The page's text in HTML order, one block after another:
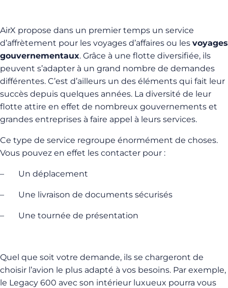
AirX propose dans un premier temps un service
d’affrètement pour les voyages d’affaires ou les voyages
gouvernementaux. Grâce à une flotte diversifiée, ils
peuvent s’adapter à un grand nombre de demandes
différentes. C’est d’ailleurs un des éléments qui fait leur
succès depuis quelques années. La diversité de leur
flotte attire en effet de nombreux gouvernements et
grandes entreprises à faire appel à leurs services.
Ce type de service regroupe énormément de choses.
Vous pouvez en effet les contacter pour :
– Un déplacement
– Une livraison de documents sécurisés
– Une tournée de présentation
Quel que soit votre demande, ils se chargeront de
choisir l’avion le plus adapté à vos besoins. Par exemple,
le Legacy 600 avec son intérieur luxueux pourra vous